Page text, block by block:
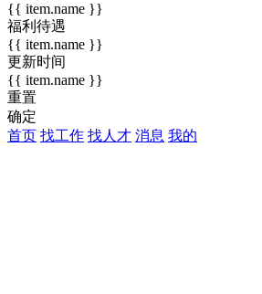
{{ item.name }}
福利待遇
{{ item.name }}
更新时间
{{ item.name }}
重置
确定
首页 找工作 找人才 消息 我的